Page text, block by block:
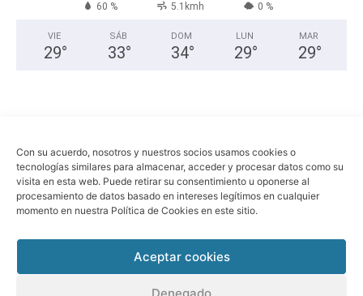
Con su acuerdo, nosotros y nuestros socios usamos cookies o
tecnologías similares para almacenar, acceder y procesar datos como su
visita en esta web. Puede retirar su consentimiento u oponerse al
procesamiento de datos basado en intereses legítimos en cualquier
momento en nuestra Política de Cookies en este sitio.
Aceptar cookies
Denegado
60 % 5.1kmh 0 %
VIE
29°
SÁB
33°
DOM
34°
LUN
29°
MAR
29°
Economia Política Sociedad Política de privacidad Aviso legal
© Sant Boi Info - www.santboi.info